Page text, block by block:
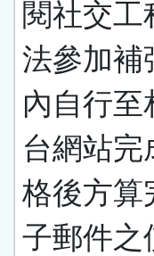
閱社交工
法參加補
內自行至
台網站完
格後方算
子郵件之